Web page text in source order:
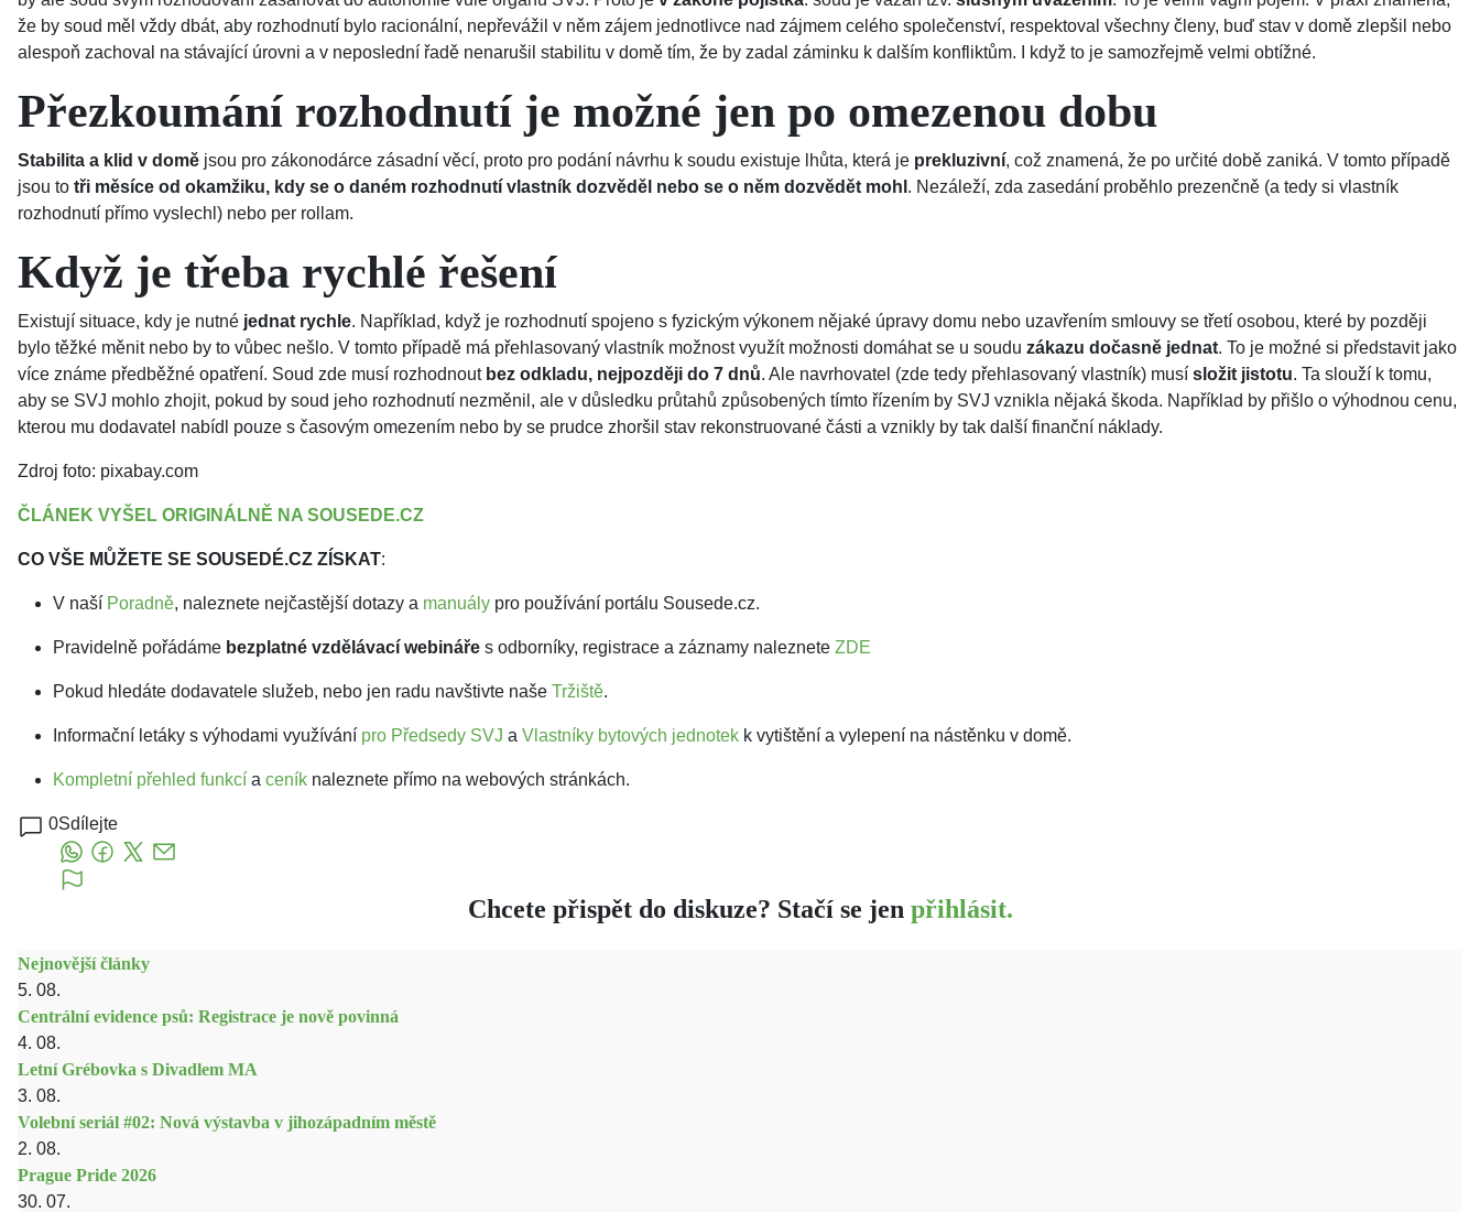
že by soud měl vždy dbát, aby rozhodnutí bylo racionální, nepřevážil v něm zájem jednotlivce nad zájmem celého společenství, respektoval všechny členy, buď stav v domě zlepšil nebo
alespoň zachoval na stávající úrovni a v neposlední řadě nenarušil stabilitu v domě tím, že by zadal záminku k dalším konfliktům. I když to je samozřejmě velmi obtížné.
Přezkoumání rozhodnutí je možné jen po omezenou dobu
Stabilita a klid v domě jsou pro zákonodárce zásadní věcí, proto pro podání návrhu k soudu existuje lhůta, která je prekluzivní, což znamená, že po určité době zaniká. V tomto případě
jsou to tři měsíce od okamžiku, kdy se o daném rozhodnutí vlastník dozvěděl nebo se o něm dozvědět mohl . Nezáleží, zda zasedání proběhlo prezenčně (a tedy si vlastník
rozhodnutí přímo vyslechl) nebo per rollam.
Když je třeba rychlé řešení
Existují situace, kdy je nutné jednat rychle. Například, když je rozhodnutí spojeno s fyzickým výkonem nějaké úpravy domu nebo uzavřením smlouvy se třetí osobou, které by později
bylo těžké měnit nebo by to vůbec nešlo. V tomto případě má přehlasovaný vlastník možnost využít možnosti domáhat se u soudu zákazu dočasně jednat. To je možné si představit jako
více známe předběžné opatření. Soud zde musí rozhodnout bez odkladu, nejpozději do 7 dnů. Ale navrhovatel (zde tedy přehlasovaný vlastník) musí složit jistotu. Ta slouží k tomu,
aby se SVJ mohlo zhojit, pokud by soud jeho rozhodnutí nezměnil, ale v důsledku průtahů způsobených tímto řízením by SVJ vznikla nějaká škoda. Například by přišlo o výhodnou cenu,
kterou mu dodavatel nabídl pouze s časovým omezením nebo by se prudce zhoršil stav rekonstruované části a vznikly by tak další finanční náklady.
Zdroj foto: pixabay.com
ČLÁNEK VYŠEL ORIGINÁLNĚ NA SOUSEDE.CZ
CO VŠE MŮŽETE SE SOUSEDÉ.CZ ZÍSKAT:
V naší Poradně, naleznete nejčastější dotazy a manuály pro používání portálu Sousede.cz.
Pravidelně pořádáme bezplatné vzdělávací webináře s odborníky, registrace a záznamy naleznete ZDE
Pokud hledáte dodavatele služeb, nebo jen radu navštivte naše Tržiště.
Informační letáky s výhodami využívání pro Předsedy SVJ a Vlastníky bytových jednotek k vytištění a vylepení na nástěnku v domě.
Kompletní přehled funkcí a ceník naleznete přímo na webových stránkách.
0Sdílejte
Chcete přispět do diskuze? Stačí se jen přihlásit.
Nejnovější články
5. 08.
Centrální evidence psů: Registrace je nově povinná
4. 08.
Letní Grébovka s Divadlem MA
3. 08.
Volební seriál #02: Nová výstavba v jihozápadním městě
2. 08.
Prague Pride 2026
30. 07.